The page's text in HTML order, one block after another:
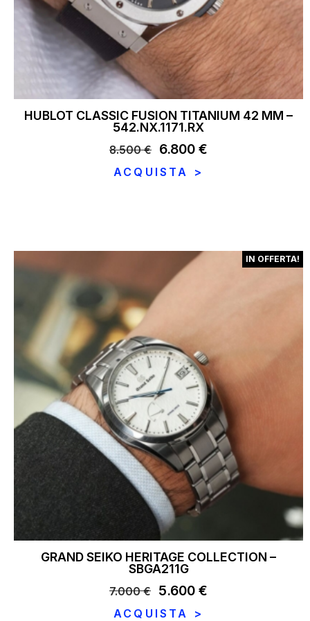
HUBLOT CLASSIC FUSION TITANIUM 42 MM –
542.NX.1171.RX
8.500€
Il
prezzo
6.800 €
ACQUISTA >
IN OFFERTA!
GRAND SEIKO HERITAGE COLLECTION –
SBGA211G
7.000€
Il
prezzo
5.600 €
ACQUISTA >